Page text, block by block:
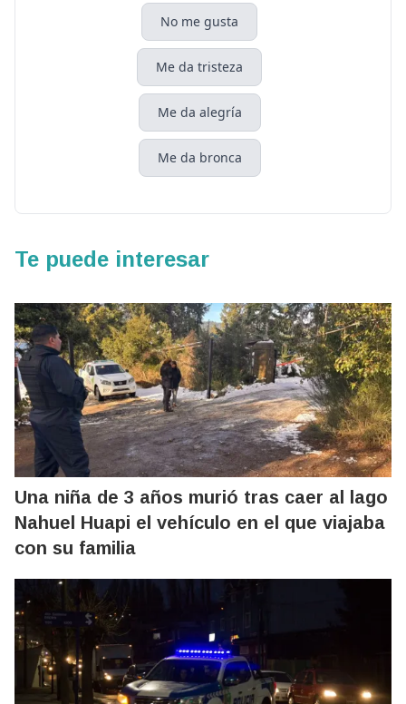
No me gusta
Me da tristeza
Me da alegría
Me da bronca
Te puede interesar
Una niña de 3 años murió tras caer al lago
Nahuel Huapi el vehículo en el que viajaba
con su familia